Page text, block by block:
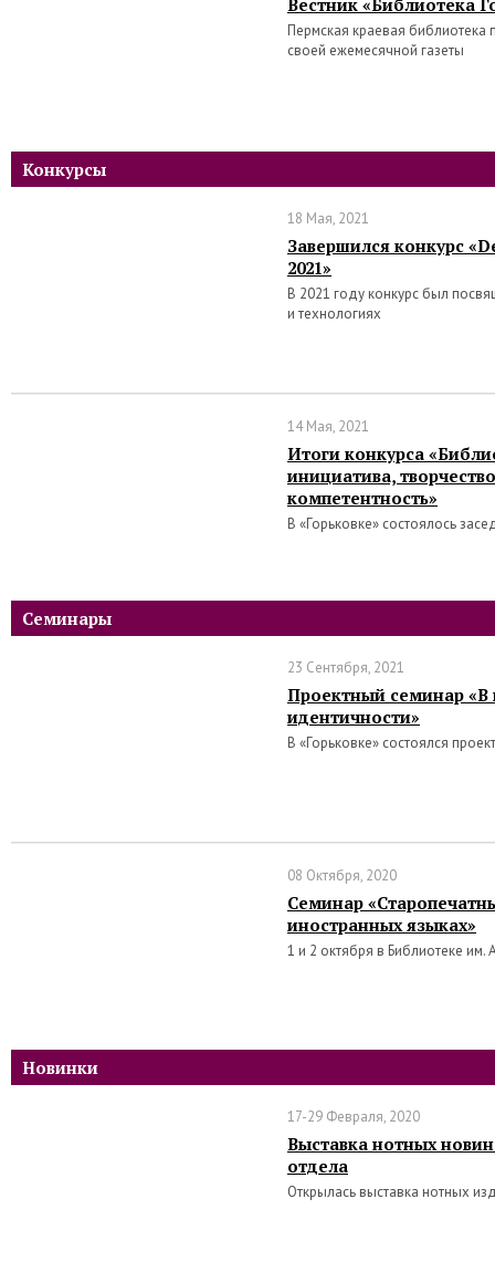
Вестник «Библиотека
Пермская краевая
своей ежемесячной газеты
Конкурсы
18 Мая, 2021
Завершился конкурс
2021»
В 2021 году конкурс был
и технологиях
14 Мая, 2021
Итоги конкурса
инициатива,
компетентность»
В «Горьковке» состоялось
Семинары
23 Сентября, 2021
Проектный семинар «В
идентичности»
В «Горьковке» состоялся
08 Октября, 2020
Семинар
иностранных языках»
1 и 2 октября в Библиотеке
Новинки
17-29 Февраля, 2020
Выставка нотных
отдела
Открылась выставка нотных